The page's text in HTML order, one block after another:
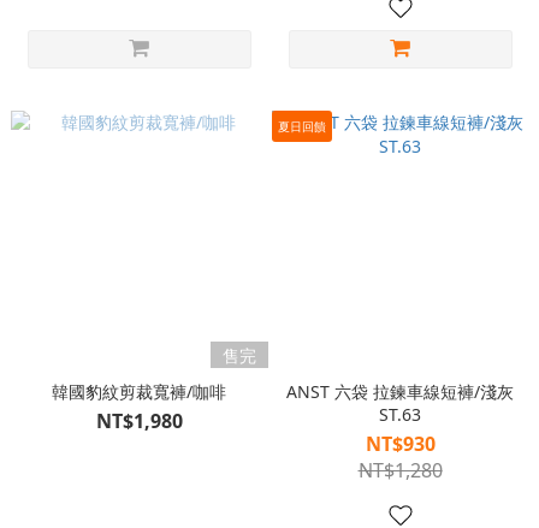
售完
韓國豹紋剪裁寬褲/咖啡
NT$1,980
夏日回饋
ANST 六袋 拉鍊車線短褲/淺灰
ST.63
NT$930
NT$1,280